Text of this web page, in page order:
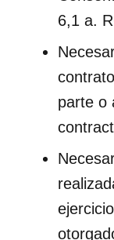
6,1 a.
parte o